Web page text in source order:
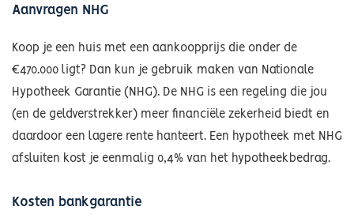
Aanvragen NHG
Koop je een huis met een aankoopprijs die onder de
€470.000 ligt? Dan kun je gebruik maken van Nationale
Hypotheek Garantie (NHG). De NHG is een regeling die jou
(en de geldverstrekker) meer financiële zekerheid biedt en
daardoor een lagere rente hanteert. Een hypotheek met NHG
afsluiten kost je eenmalig 0,4% van het hypotheekbedrag.
Kosten bankgarantie